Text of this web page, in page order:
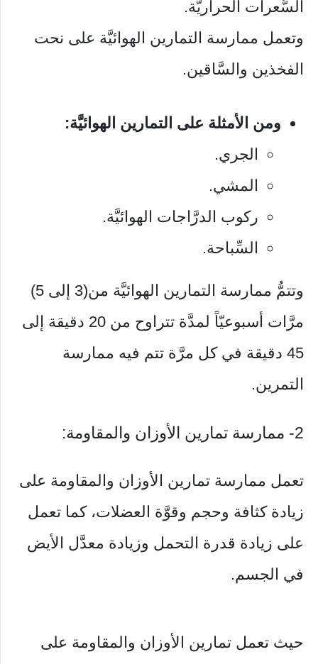
السُّعرات الحراريَّة.
وتعمل ممارسة التمارين الهوائيَّة على نحت
الفخذين والسَّاقين.
ومن الأمثلة على التمارين الهوائيَّة:
الجري.
المشي.
ركوب الدرَّاجات الهوائيَّة.
السِّباحة.
وتتمُّ ممارسة التمارين الهوائيَّة من(3 إلى 5)
مرَّات أسبوعيّاً لمدَّة تتراوح من 20 دقيقة إلى
45 دقيقة في كل مرَّة تتم فيه ممارسة
التمرين.
2- ممارسة تمارين الأوزان والمقاومة:
تعمل ممارسة تمارين الأوزان والمقاومة على
زيادة كثافة وحجم وقوَّة العضلات، كما تعمل
على زيادة قدرة التحمل وزيادة معدَّل الأيض
في الجسم.
حيث تعمل تمارين الأوزان والمقاومة على